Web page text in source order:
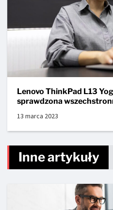
Lenovo ThinkPad L13
sprawdzona
13 marca 2023
Inne artykuły